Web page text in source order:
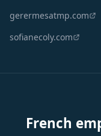
gerermesatmp.com
sofianecoly.com
French